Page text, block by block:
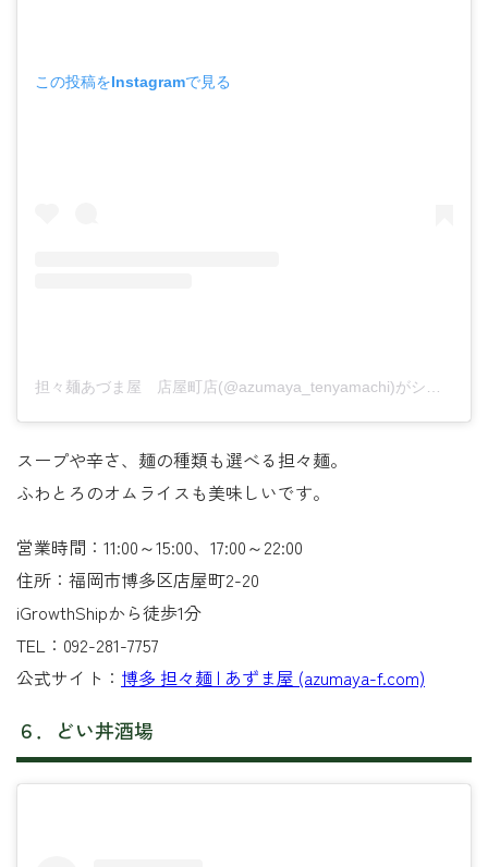
この投稿をInstagramで見る
担々麺あづま屋 店屋町店(@azumaya_tenyamachi)がシェアした投稿
スープや辛さ、麺の種類も選べる担々麺。
ふわとろのオムライスも美味しいです。
営業時間：11:00～15:00、17:00～22:00
住所：福岡市博多区店屋町2-20
iGrowthShipから徒歩1分
TEL：092-281-7757
公式サイト： 博多 担々麺 | あずま屋 (azumaya-f.com)
６．どい丼酒場